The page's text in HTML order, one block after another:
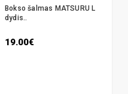
Bokso šalmas MATSURU L
dydis..
19.00€